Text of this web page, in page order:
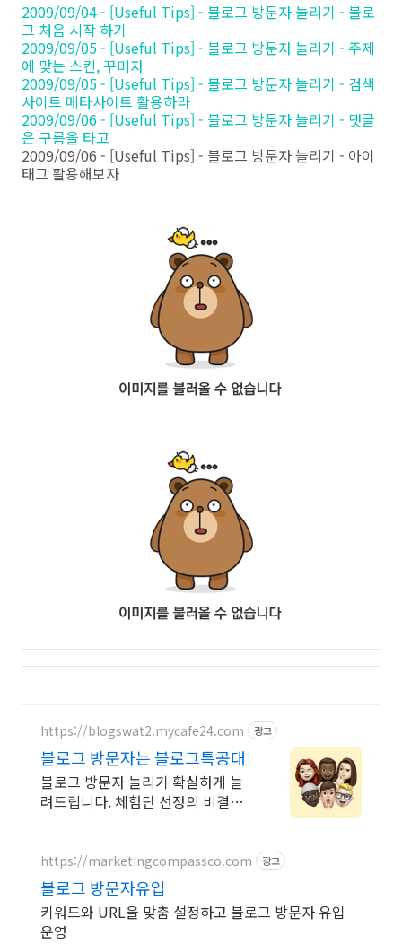
2009/09/04 - [Useful Tips] - 블로그 방문자 늘리기 - 블로
그 처음 시작 하기
2009/09/05 - [Useful Tips] - 블로그 방문자 늘리기 - 주제
에 맞는 스킨, 꾸미자
2009/09/05 - [Useful Tips] - 블로그 방문자 늘리기 - 검색
사이트 메타사이트 활용하라
2009/09/06 - [Useful Tips] - 블로그 방문자 늘리기 - 댓글
은 구름을 타고
2009/09/06 - [Useful Tips] - 블로그 방문자 늘리기 - 아이
태그 활용해보자
https://blogswat2.mycafe24.com 광고
블로그 방문자는 블로그특공대
블로그 방문자 늘리기 확실하게 늘
려드립니다. 체험단 선정의 비결이
https://marketingcompassco.com 광고
블로그 방문자유입
키워드와 URL을 맞춤 설정하고 블로그 방문자 유입
운영